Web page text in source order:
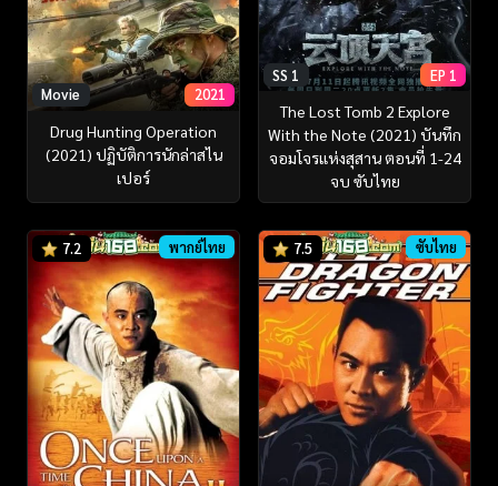
Movie 2021
Drug Hunting Operation
(2021) ปฏิบัติการนักล่าสไน
เปอร์
SS 1 EP 1
The Lost Tomb 2 Explore
With the Note (2021) บันทึก
จอมโจรแห่งสุสาน ตอนที่ 1-24
จบ ซับไทย
7.2 พากย์ไทย 7.5 ซับไทย